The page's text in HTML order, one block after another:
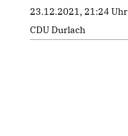
23.12.2021, 21:24 Uhr
CDU Durlach